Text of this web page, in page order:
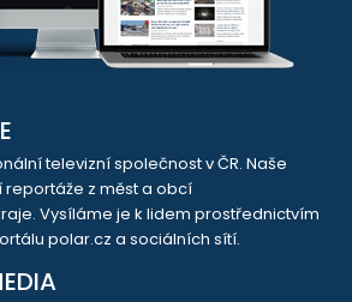
televizní společnost v ČR. Naše
z měst a obcí
Vysíláme je k lidem prostřednictvím
polar.cz a sociálních sítí.